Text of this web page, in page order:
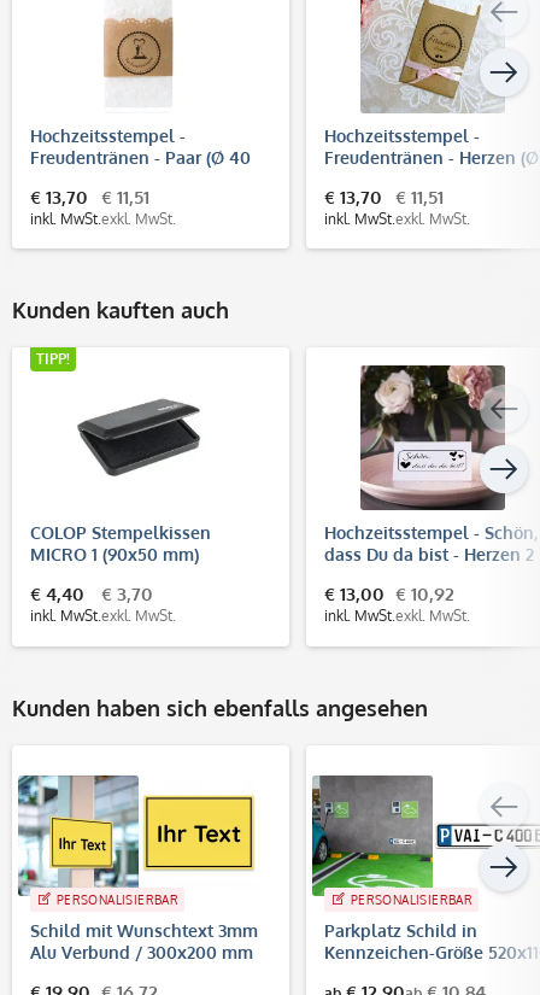
Hochzeitsstempel -
Freudentränen - Paar (Ø 40
€ 13,70
inkl. MwSt.
€ 11,51
exkl. MwSt.
Hochzeitsstempel -
Freudentränen - Herzen
€ 13,70
inkl. MwSt.
€ 11,51
exkl. MwSt.
Kunden kauften auch
TIPP!
COLOP Stempelkissen
MICRO 1 (90x50 mm)
€ 4,40
inkl. MwSt.
€ 3,70
exkl. MwSt.
Hochzeitsstempel - Schön,
dass Du da bist - Herzen 2
€ 13,00
inkl. MwSt.
€ 10,92
exkl. MwSt.
Kunden haben sich ebenfalls angesehen
PERSONALISIERBAR
Schild mit Wunschtext 3mm
Alu Verbund / 300x200 mm
PERSONALISIERBAR
Parkplatz Schild in
Kennzeichen-Größe